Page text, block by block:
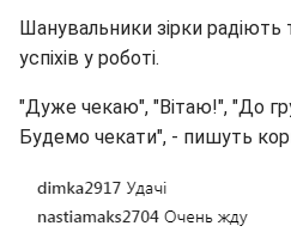
Шанувальники зірки радіють
успіхів у роботі.
"Дуже чекаю", "Вітаю!", "До
Будемо чекати", - пишуть